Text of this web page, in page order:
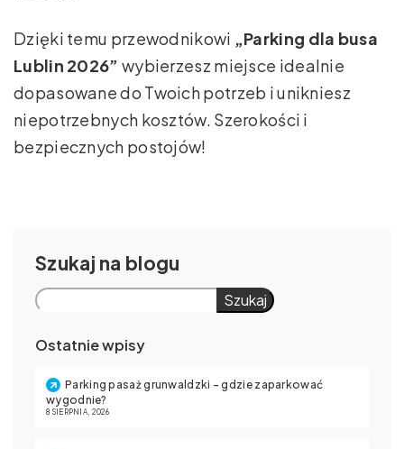
Dzięki temu przewodnikowi „Parking dla busa
Lublin 2026” wybierzesz miejsce idealnie
dopasowane do Twoich potrzeb i unikniesz
niepotrzebnych kosztów. Szerokości i
bezpiecznych postojów!
Szukaj
Szukaj
Ostatnie wpisy
Parking pasaż grunwaldzki – gdzie zaparkować
wygodnie?
8 SIERPNIA, 2026